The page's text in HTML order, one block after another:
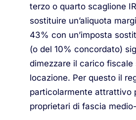
terzo o quarto scaglione
sostituire un’aliquota
43% con un’imposta
(o del 10% concordato)
dimezzare il carico fiscale
locazione. Per questo il
particolarmente attrattivo
proprietari di fascia